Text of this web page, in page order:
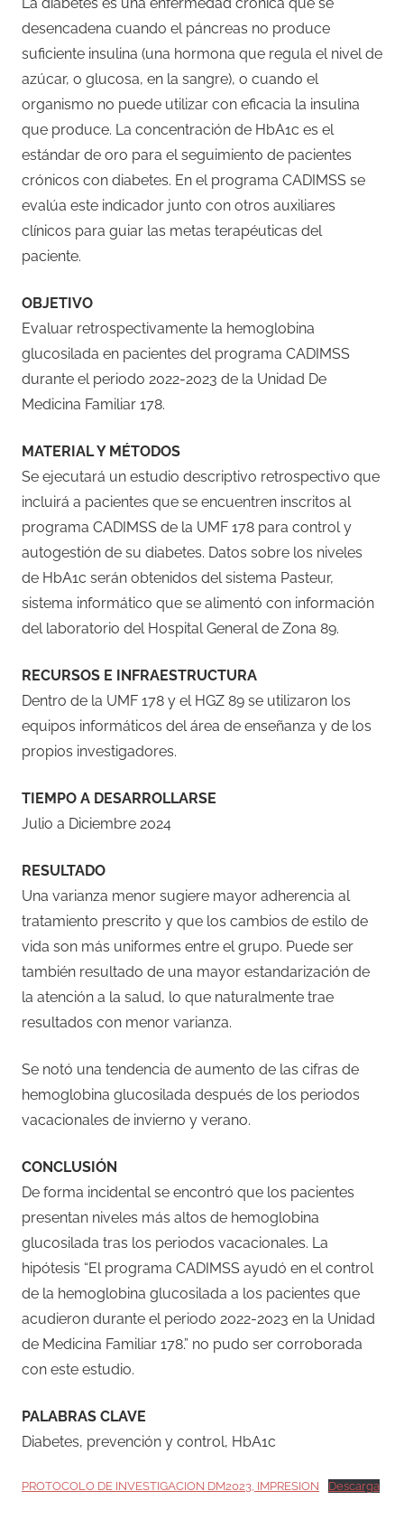
desencadena cuando el páncreas no produce
suficiente insulina (una hormona que regula el nivel de
azúcar, o glucosa, en la sangre), o cuando el
organismo no puede utilizar con eficacia la insulina
que produce. La concentración de HbA1c es el
estándar de oro para el seguimiento de pacientes
crónicos con diabetes. En el programa CADIMSS se
evalúa este indicador junto con otros auxiliares
clínicos para guiar las metas terapéuticas del
paciente.
OBJETIVO
Evaluar retrospectivamente la hemoglobina
glucosilada en pacientes del programa CADIMSS
durante el periodo 2022-2023 de la Unidad De
Medicina Familiar 178.
MATERIAL Y MÉTODOS
Se ejecutará un estudio descriptivo retrospectivo que
incluirá a pacientes que se encuentren inscritos al
programa CADIMSS de la UMF 178 para control y
autogestión de su diabetes. Datos sobre los niveles
de HbA1c serán obtenidos del sistema Pasteur,
sistema informático que se alimentó con información
del laboratorio del Hospital General de Zona 89.
RECURSOS E INFRAESTRUCTURA
Dentro de la UMF 178 y el HGZ 89 se utilizaron los
equipos informáticos del área de enseñanza y de los
propios investigadores.
TIEMPO A DESARROLLARSE
Julio a Diciembre 2024
RESULTADO
Una varianza menor sugiere mayor adherencia al
tratamiento prescrito y que los cambios de estilo de
vida son más uniformes entre el grupo. Puede ser
también resultado de una mayor estandarización de
la atención a la salud, lo que naturalmente trae
resultados con menor varianza.
Se notó una tendencia de aumento de las cifras de
hemoglobina glucosilada después de los periodos
vacacionales de invierno y verano.
CONCLUSIÓN
De forma incidental se encontró que los pacientes
presentan niveles más altos de hemoglobina
glucosilada tras los periodos vacacionales. La
hipótesis “El programa CADIMSS ayudó en el control
de la hemoglobina glucosilada a los pacientes que
acudieron durante el periodo 2022-2023 en la Unidad
de Medicina Familiar 178.” no pudo ser corroborada
con este estudio.
PALABRAS CLAVE
Diabetes, prevención y control, HbA1c
PROTOCOLO DE INVESTIGACION DM2023, IMPRESION Descarga